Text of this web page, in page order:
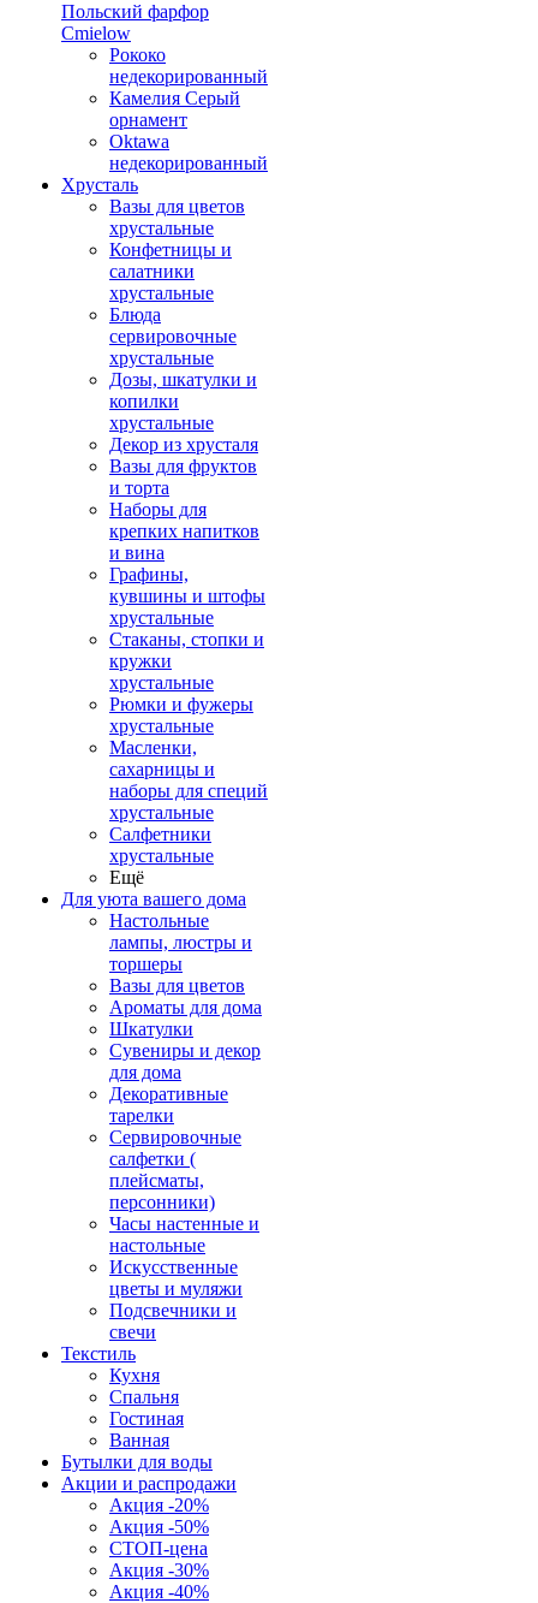
Польский фарфор
Сmielow
Рококо
недекорированный
Камелия Серый
орнамент
Oktawa
недекорированный
Хрусталь
Вазы для цветов
хрустальные
Конфетницы и
салатники
хрустальные
Блюда
сервировочные
хрустальные
Дозы, шкатулки и
копилки
хрустальные
Декор из хрусталя
Вазы для фруктов
и торта
Наборы для
крепких напитков
и вина
Графины,
кувшины и штофы
хрустальные
Стаканы, стопки и
кружки
хрустальные
Рюмки и фужеры
хрустальные
Масленки,
сахарницы и
наборы для специй
хрустальные
Салфетники
хрустальные
Ещё
Для уюта вашего дома
Настольные
лампы, люстры и
торшеры
Вазы для цветов
Ароматы для дома
Шкатулки
Сувениры и декор
для дома
Декоративные
тарелки
Сервировочные
салфетки (
плейсматы,
персонники)
Часы настенные и
настольные
Искусственные
цветы и муляжи
Подсвечники и
свечи
Текстиль
Кухня
Спальня
Гостиная
Ванная
Бутылки для воды
Акции и распродажи
Акция -20%
Акция -50%
СТОП-цена
Акция -30%
Акция -40%